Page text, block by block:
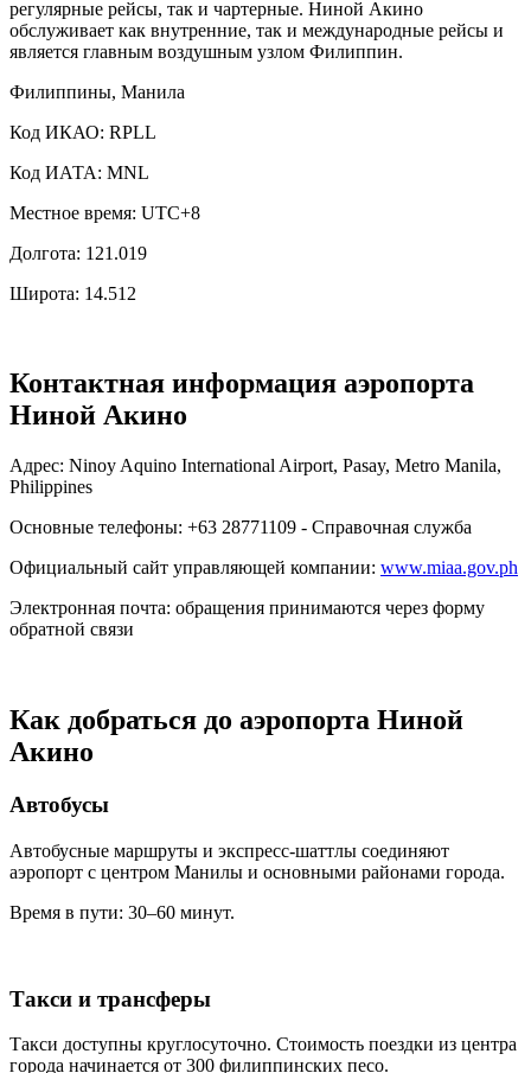
регулярные рейсы, так и чартерные. Ниной Акино
обслуживает как внутренние, так и международные рейсы и
является главным воздушным узлом Филиппин.
Филиппины, Манила
Код ИКАО: RPLL
Код ИАТА: MNL
Местное время: UTC+8
Долгота: 121.019
Широта: 14.512
Контактная информация аэропорта
Ниной Акино
Адрес: Ninoy Aquino International Airport, Pasay, Metro Manila,
Philippines
Основные телефоны: +63 28771109 - Справочная служба
Официальный сайт управляющей компании: www.miaa.gov.ph
Электронная почта: обращения принимаются через форму
обратной связи
Как добраться до аэропорта Ниной
Акино
Автобусы
Автобусные маршруты и экспресс-шаттлы соединяют
аэропорт с центром Манилы и основными районами города.
Время в пути: 30–60 минут.
Такси и трансферы
Такси доступны круглосуточно. Стоимость поездки из центра
города начинается от 300 филиппинских песо.